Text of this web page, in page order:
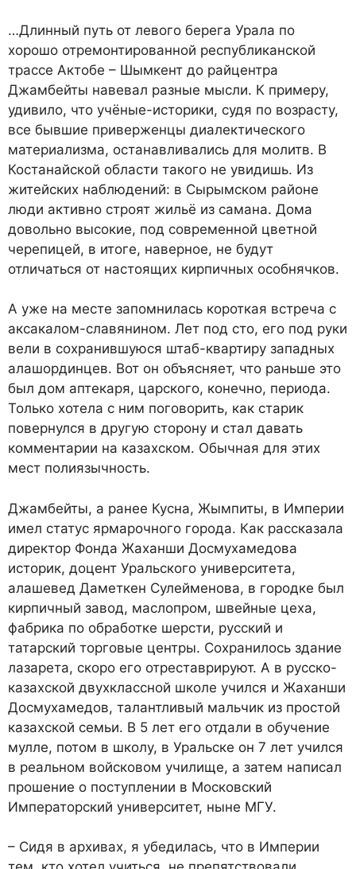
…Длинный путь от левого берега Урала по
хорошо отремонтированной республиканской
трассе Актобе – Шымкент до райцентра
Джамбейты навевал разные мысли. К примеру,
удивило, что учёные-историки, судя по возрасту,
все бывшие приверженцы диалектического
материализма, останавливались для молитв. В
Костанайской области такого не увидишь. Из
житейских наблюдений: в Сырымском районе
люди активно строят жильё из самана. Дома
довольно высокие, под современной цветной
черепицей, в итоге, наверное, не будут
отличаться от настоящих кирпичных особнячков.
А уже на месте запомнилась короткая встреча с
аксакалом-славянином. Лет под сто, его под руки
вели в сохранившуюся штаб-квартиру западных
алашординцев. Вот он объясняет, что раньше это
был дом аптекаря, царского, конечно, периода.
Только хотела с ним поговорить, как старик
повернулся в другую сторону и стал давать
комментарии на казахском. Обычная для этих
мест полиязычность.
Джамбейты, а ранее Кусна, Жымпиты, в Империи
имел статус ярмарочного города. Как рассказала
директор Фонда Жаханши Досмухамедова
историк, доцент Уральского университета,
алашевед Даметкен Сулейменова, в городке был
кирпичный завод, маслопром, швейные цеха,
фабрика по обработке шерсти, русский и
татарский торговые центры. Сохранилось здание
лазарета, скоро его отреставрируют. А в русско-
казахской двухклассной школе учился и Жаханши
Досмухамедов, талантливый мальчик из простой
казахской семьи. В 5 лет его отдали в обучение
мулле, потом в школу, в Уральске он 7 лет учился
в реальном войсковом училище, а затем написал
прошение о поступлении в Московский
Императорский университет, ныне МГУ.
– Сидя в архивах, я убедилась, что в Империи